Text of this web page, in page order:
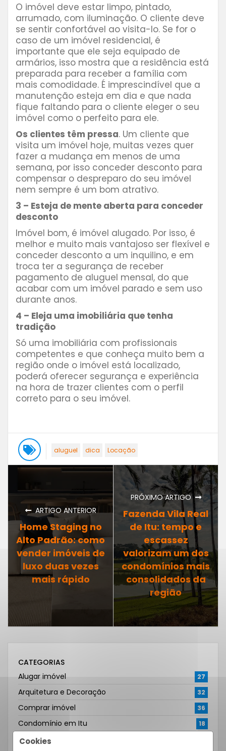
Cookies
O imóvel deve estar limpo, pintado,
arrumado, com iluminação. O cliente deve
se sentir confortável ao visita-lo. Se for o
caso de um imóvel residencial, é
importante que ele seja equipado de
armários, isso mostra que a residência está
preparada para receber a família com
mais comodidade. É imprescindível que a
manutenção esteja em dia e que nada
fique faltando para o cliente eleger o seu
imóvel como o perfeito para ele.
Os clientes têm pressa. Um cliente que
visita um imóvel hoje, muitas vezes quer
fazer a mudança em menos de uma
semana, por isso conceder desconto para
compensar o despreparo do seu imóvel
nem sempre é um bom atrativo.
3 – Esteja de mente aberta para conceder
desconto
Imóvel bom, é imóvel alugado. Por isso, é
melhor e muito mais vantajoso ser flexível e
conceder desconto a um inquilino, e em
troca ter a segurança de receber
pagamento de aluguel mensal, do que
acabar com um imóvel parado e sem uso
durante anos.
4 – Eleja uma imobiliária que tenha
tradição
Só uma imobiliária com profissionais
competentes e que conheça muito bem a
região onde o imóvel está localizado,
poderá oferecer segurança e experiência
na hora de trazer clientes com o perfil
correto para o seu imóvel.
aluguel dica Locação
ARTIGO ANTERIOR
Home Staging no
Alto Padrão: como
vender imóveis de
luxo duas vezes
mais rápido
PRÓXIMO ARTIGO
Fazenda Vila Real
de Itu: tempo e
escassez
valorizam um dos
condomínios mais
consolidados da
região
CATEGORIAS
Alugar imóvel
27
Arquitetura e Decoração 32
Comprar imóvel 36
Condomínio em Itu 18
Condomínio em Salto